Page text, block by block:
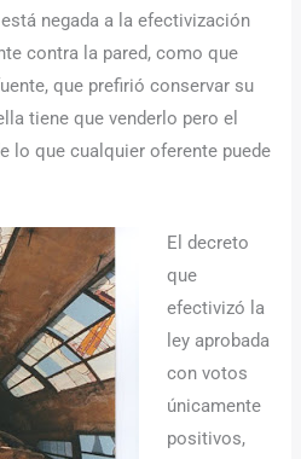
negada a la efectivización
contra la pared, como que
que prefirió conservar su
tiene que venderlo pero el
lo que cualquier oferente puede
El decreto
que
efectivizó la
ley aprobada
con votos
únicamente
positivos,